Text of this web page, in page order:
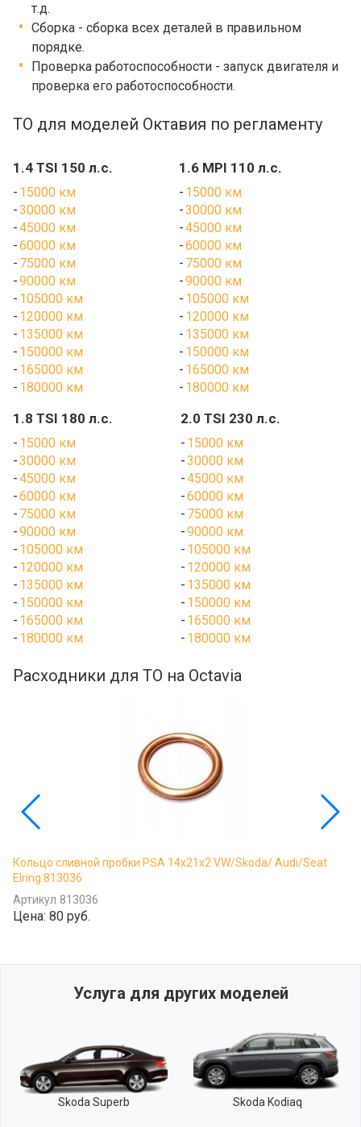
т.д.
Сборка - сборка всех деталей в правильном
порядке.
Проверка работоспособности - запуск двигателя и
проверка его работоспособности.
ТО для моделей Октавия по регламенту
1.4 TSI 150 л.с.
15000 км
30000 км
45000 км
60000 км
75000 км
90000 км
105000 км
120000 км
135000 км
150000 км
165000 км
180000 км
1.6 MPI 110 л.с.
15000 км
30000 км
45000 км
60000 км
75000 км
90000 км
105000 км
120000 км
135000 км
150000 км
165000 км
180000 км
1.8 TSI 180 л.с.
15000 км
30000 км
45000 км
60000 км
75000 км
90000 км
105000 км
120000 км
135000 км
150000 км
165000 км
180000 км
2.0 TSI 230 л.с.
15000 км
30000 км
45000 км
60000 км
75000 км
90000 км
105000 км
120000 км
135000 км
150000 км
165000 км
180000 км
Расходники для ТО на Octavia
Кольцо сливной пробки PSA 14x21x2 VW/Skoda/ Audi/Seat
Elring 813036
Артикул 813036
Цена: 80 руб.
Услуга для других моделей
Skoda Superb Skoda Kodiaq